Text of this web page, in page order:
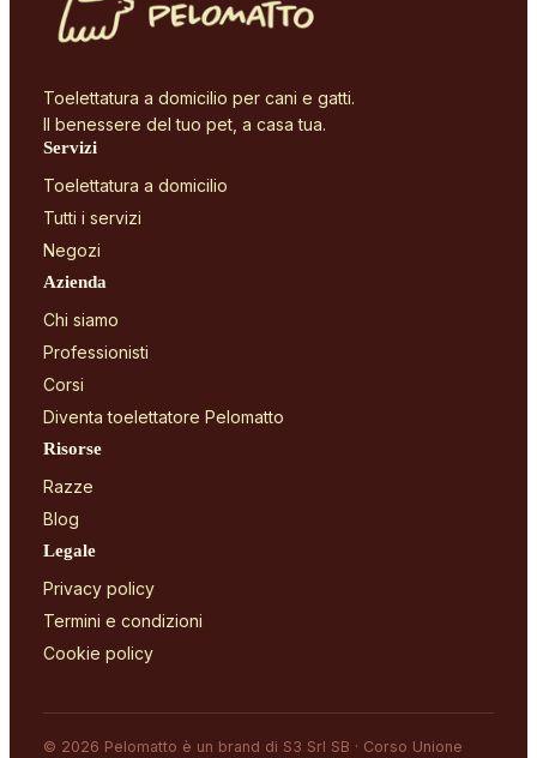
Toelettatura a domicilio per cani e gatti.
Il benessere del tuo pet, a casa tua.
Servizi
Toelettatura a domicilio
Tutti i servizi
Negozi
Azienda
Chi siamo
Professionisti
Corsi
Diventa toelettatore Pelomatto
Risorse
Razze
Blog
Legale
Privacy policy
Termini e condizioni
Cookie policy
© 2026 Pelomatto è un brand di S3 Srl SB · Corso Unione